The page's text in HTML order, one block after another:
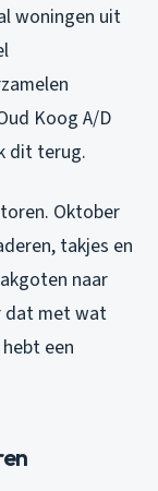
woningen uit
Koog A/D
dit terug.
Oktober
takjes en
naar
dat met wat
een